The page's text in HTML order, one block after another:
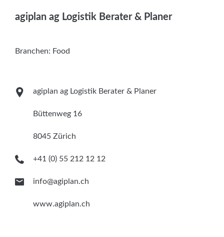
agiplan ag Logistik Berater & Planer
Branchen: Food
agiplan ag Logistik Berater & Planer
Büttenweg 16
8045 Zürich
+41 (0) 55 212 12 12
info@agiplan.ch
www.agiplan.ch